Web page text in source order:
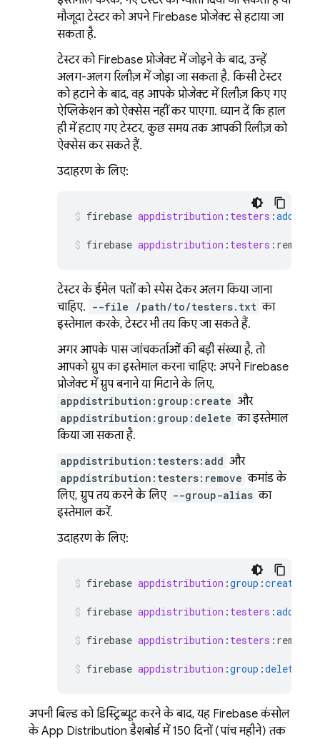
मौजूदा टेस्टर को अपने Firebase प्रोजेक्ट से हटाया जा
सकता है.
टेस्टर को Firebase प्रोजेक्ट में जोड़ने के बाद, उन्हें
अलग-अलग रिलीज़ में जोड़ा जा सकता है. किसी टेस्टर
को हटाने के बाद, वह आपके प्रोजेक्ट में रिलीज़ किए गए
ऐप्लिकेशन को ऐक्सेस नहीं कर पाएगा. ध्यान दें कि हाल
ही में हटाए गए टेस्टर, कुछ समय तक आपकी रिलीज़ को
ऐक्सेस कर सकते हैं.
उदाहरण के लिए:
firebase appdistribution : testers :add
firebase appdistribution : testers : remove
टेस्टर के ईमेल पतों को स्पेस देकर अलग किया जाना
चाहिए. --file /path/to/testers.txt का
इस्तेमाल करके, टेस्टर भी तय किए जा सकते हैं.
अगर आपके पास जांचकर्ताओं की बड़ी संख्या है, तो
आपको ग्रुप का इस्तेमाल करना चाहिए: अपने Firebase
प्रोजेक्ट में ग्रुप बनाने या मिटाने के लिए,
appdistribution:group:create और
appdistribution:group:delete का इस्तेमाल
किया जा सकता है.
appdistribution:testers:add और
appdistribution:testers:remove कमांड के
लिए, ग्रुप तय करने के लिए --group-alias का
इस्तेमाल करें.
उदाहरण के लिए:
firebase appdistribution :group :create
firebase appdistribution : testers :add
firebase appdistribution : testers : remove
firebase appdistribution :group :delete
अपनी बिल्ड को डिस्ट्रिब्यूट करने के बाद, यह Firebaseकंसोल
केApp Distribution डैशबोर्ड में 150 दिनों (पांच महीने) तक